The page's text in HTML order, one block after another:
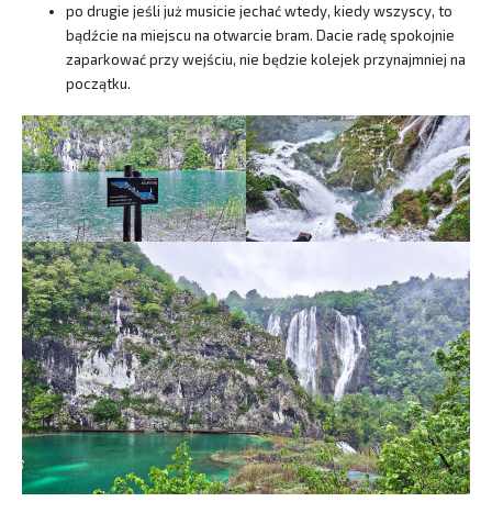
po drugie jeśli już musicie jechać wtedy, kiedy wszyscy, to
bądźcie na miejscu na otwarcie bram. Dacie radę spokojnie
zaparkować przy wejściu, nie będzie kolejek przynajmniej na
początku.